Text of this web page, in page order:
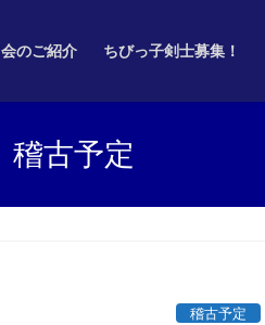
会のご紹介 ちびっ子剣士募集！
稽古予定
稽古予定